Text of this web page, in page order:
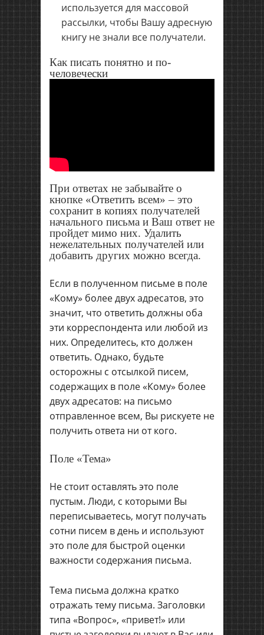
используется для массовой
рассылки, чтобы Вашу адресную
книгу не знали все получатели.
Как писать понятно и по-
человечески
При ответах не забывайте о
кнопке «Ответить всем» – это
сохранит в копиях получателей
начального письма и Ваш ответ не
пройдет мимо них. Удалить
нежелательных получателей или
добавить других можно всегда.
Если в полученном письме в поле
«Кому» более двух адресатов, это
значит, что ответить должны оба
эти корреспондента или любой из
них. Определитесь, кто должен
ответить. Однако, будьте
осторожны с отсылкой писем,
содержащих в поле «Кому» более
двух адресатов: на письмо
отправленное всем, Вы рискуете не
получить ответа ни от кого.
Поле «Тема»
Не стоит оставлять это поле
пустым. Люди, с которыми Вы
переписываетесь, могут получать
сотни писем в день и используют
это поле для быстрой оценки
важности содержания письма.
Тема письма должна кратко
отражать тему письма. Заголовки
типа «Вопрос», «привет!» или